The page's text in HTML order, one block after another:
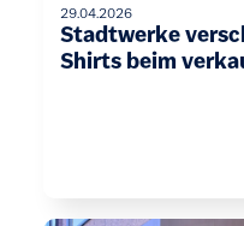
29.04.2026
Stadtwerke
Shirts beim